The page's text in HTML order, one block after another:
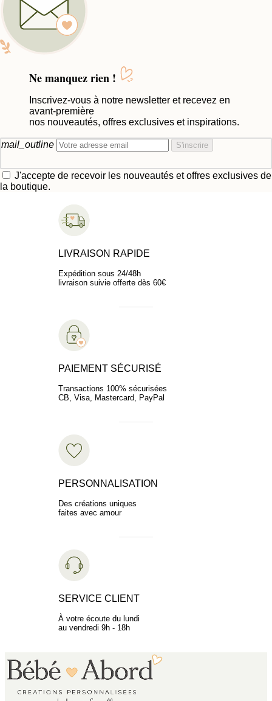
Ne manquez rien !
Inscrivez-vous à notre newsletter et recevez en
avant-première
nos nouveautés, offres exclusives et inspirations.
mail_outline S'inscrire
J'accepte de recevoir les nouveautés et offres exclusives de
la boutique.
LIVRAISON RAPIDE
Expédition sous 24/48h
livraison suivie offerte dès 60€
PAIEMENT SÉCURISÉ
Transactions 100% sécurisées
CB, Visa, Mastercard, PayPal
PERSONNALISATION
Des créations uniques
faites avec amour
SERVICE CLIENT
À votre écoute du lundi
au vendredi 9h - 18h